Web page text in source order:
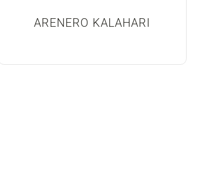
ARENERO KALAHARI